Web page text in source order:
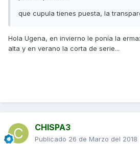
que cupula tienes puesta, la
Hola Ugena, en invierno le ponía la
alta y en verano la corta de serie...
CHISPA3
Publicado 26 de Marzo del 2018